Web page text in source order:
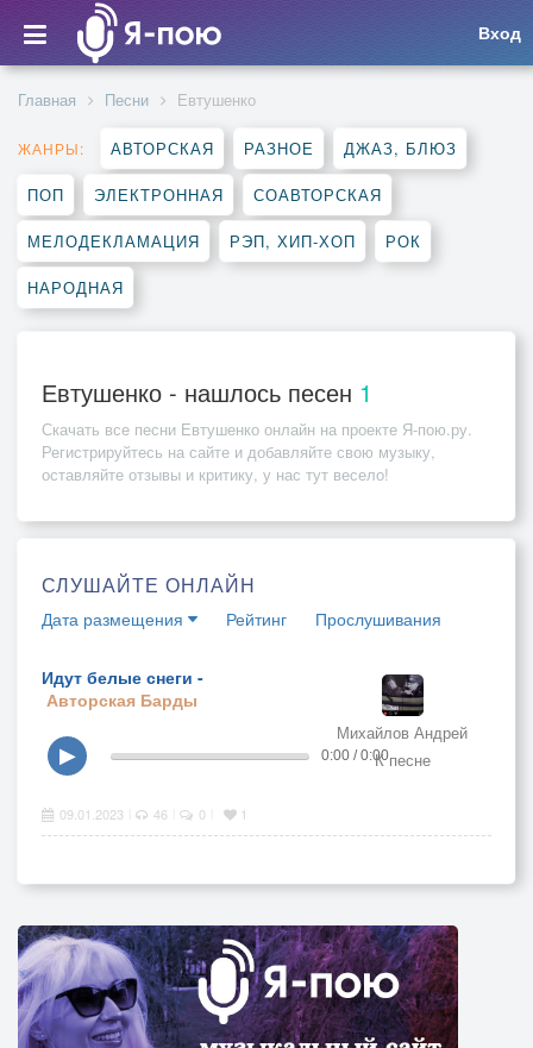
Вход
Главная Песни Евтушенко
ЖАНРЫ: АВТОРСКАЯ РАЗНОЕ ДЖАЗ, БЛЮЗ
ПОП ЭЛЕКТРОННАЯ СОАВТОРСКАЯ
МЕЛОДЕКЛАМАЦИЯ РЭП, ХИП-ХОП РОК
НАРОДНАЯ
Евтушенко - нашлось песен 1
Скачать все песни Евтушенко онлайн на проекте Я-пою.ру.
Регистрируйтесь на сайте и добавляйте свою музыку,
оставляйте отзывы и критику, у нас тут весело!
СЛУШАЙТЕ ОНЛАЙН
Дата размещения Рейтинг Прослушивания
Идут белые снеги -
Авторская Барды
Михайлов Андрей
К песне
▶ 0:00 / 0:00
09.01.2023 46 0 1